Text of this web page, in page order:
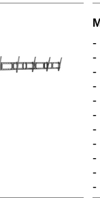
-
-
-
-
-
-
-
-
-
-
-